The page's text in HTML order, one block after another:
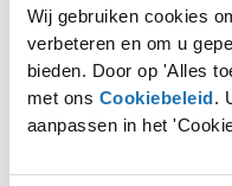
Wij gebruiken cookies
verbeteren en om u
bieden. Door op 'Alles
met ons Cookiebeleid.
aanpassen in het
Application error: aclient
loading